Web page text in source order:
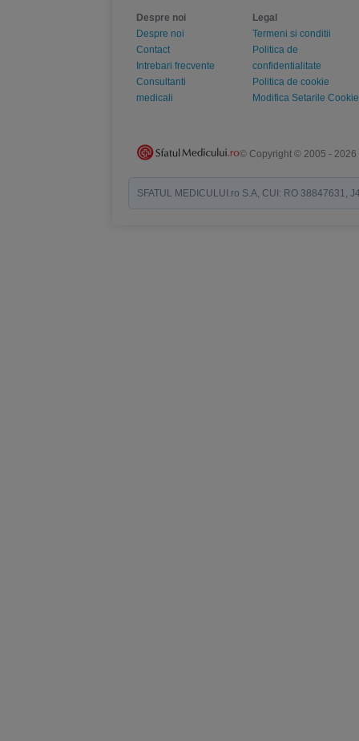
Despre noi
Despre noi
Contact
Intrebari frecvente
Consultanti
medicali
Legal
Termeni si conditii
Politica de
confidentialitate
Politica de cookie
Modifica Setarile Cookie
© Copyright © 2005 - 2026
SFATUL MEDICULUI.ro S.A, CUI: RO 38847631,